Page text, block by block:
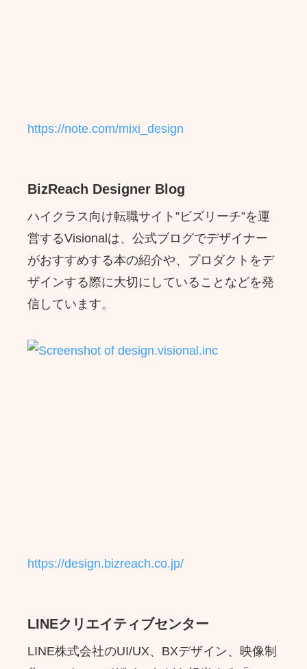
https://note.com/mixi_design
BizReach Designer Blog
ハイクラス向け転職サイト”ビズリーチ”を運
営するVisionalは、公式ブログでデザイナー
がおすすめする本の紹介や、プロダクトをデ
ザインする際に大切にしていることなどを発
信しています。
https://design.bizreach.co.jp/
LINEクリエイティブセンター
LINE株式会社のUI/UX、BXデザイン、映像制